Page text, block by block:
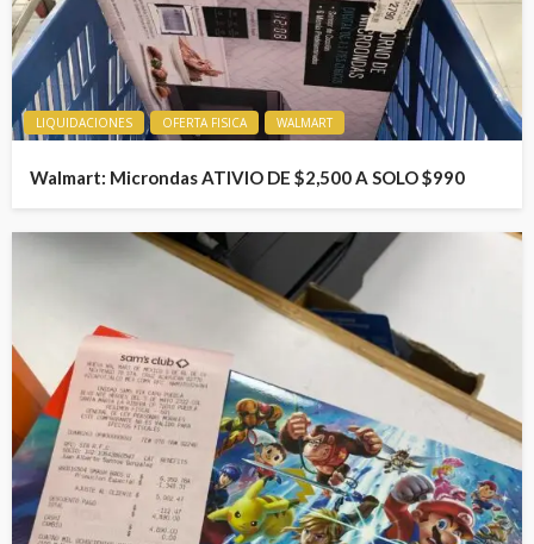
LIQUIDACIONES OFERTA FISICA WALMART
Walmart: Microndas ATIVIO DE $2,500 A SOLO $990